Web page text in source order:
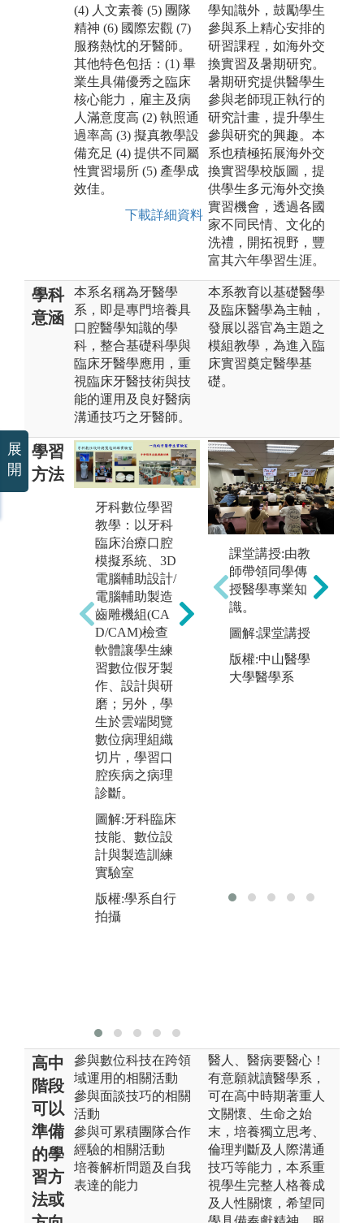
(4) 人文素養 (5) 團隊
精神 (6) 國際宏觀 (7)
服務熱忱的牙醫師。
其他特色包括：(1) 畢
業生具備優秀之臨床
核心能力，雇主及病
人滿意度高 (2) 執照通
過率高 (3) 擬真教學設
備充足 (4) 提供不同屬
性實習場所 (5) 產學成
效佳。
下載詳細資料
學知識外，鼓勵學生
參與系上精心安排的
研習課程，如海外交
換實習及暑期研究。
暑期研究提供醫學生
參與老師現正執行的
研究計畫，提升學生
參與研究的興趣。本
系也積極拓展海外交
換實習學校版圖，提
供學生多元海外交換
實習機會，透過各國
家不同民情、文化的
洗禮，開拓視野，豐
富其六年學習生涯。
學科
意涵
本系名稱為牙醫學
系，即是專門培養具
口腔醫學知識的學
科，整合基礎科學與
臨床牙醫學應用，重
視臨床牙醫技術與技
能的運用及良好醫病
溝通技巧之牙醫師。
本系教育以基礎醫學
及臨床醫學為主軸，
發展以器官為主題之
模組教學，為進入臨
床實習奠定醫學基
礎。
學習
方法
牙科數位學習
教學：以牙科
臨床治療口腔
模擬系統、3D
電腦輔助設計/
電腦輔助製造
齒雕機組(CA
D/CAM)檢查
軟體讓學生練
習數位假牙製
作、設計與研
磨；另外，學
生於雲端閱覽
數位病理組織
切片，學習口
腔疾病之病理
診斷。
圖解:牙科臨床
技能、數位設
計與製造訓練
實驗室
版權:學系自行
拍攝
實驗課操作(口
腔胚胎及組織
形態學實驗、
應用口腔解剖
學實驗、牙科
放射線影像學
實驗、牙體復
形學實驗、齒
顎矯正學實
驗、牙髓病學
車牙、印模、
課堂講授:由教
師帶領同學傳
授醫學專業知
識。
圖解:課堂講授
版權:中山醫學
大學醫學系
高中
階段
可以
準備
的學
習方
法或
參與數位科技在跨領
域運用的相關活動
參與面談技巧的相關
活動
參與可累積團隊合作
經驗的相關活動
培養解析問題及自我
表達的能力
醫人、醫病要醫心！
有意願就讀醫學系，
可在高中時期著重人
文關懷、生命之始
末，培養獨立思考、
倫理判斷及人際溝通
技巧等能力，本系重
視學生完整人格養成
及人性關懷，希望同
展
開